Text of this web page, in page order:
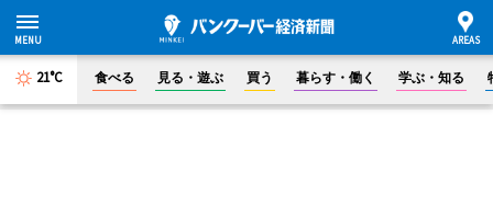
21°C 食べる 見る・遊ぶ 買う 暮らす・働く 学ぶ・知る